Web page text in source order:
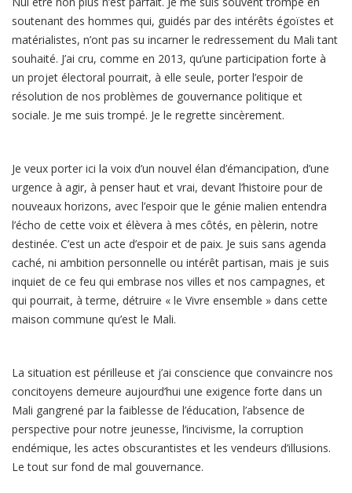
soutenant des hommes qui, guidés par des intérêts égoïstes et
matérialistes, n’ont pas su incarner le redressement du Mali tant
souhaité. J’ai cru, comme en 2013, qu’une participation forte à
un projet électoral pourrait, à elle seule, porter l’espoir de
résolution de nos problèmes de gouvernance politique et
sociale. Je me suis trompé. Je le regrette sincèrement.
Je veux porter ici la voix d’un nouvel élan d’émancipation, d’une
urgence à agir, à penser haut et vrai, devant l’histoire pour de
nouveaux horizons, avec l’espoir que le génie malien entendra
l’écho de cette voix et élèvera à mes côtés, en pèlerin, notre
destinée. C’est un acte d’espoir et de paix. Je suis sans agenda
caché, ni ambition personnelle ou intérêt partisan, mais je suis
inquiet de ce feu qui embrase nos villes et nos campagnes, et
qui pourrait, à terme, détruire « le Vivre ensemble » dans cette
maison commune qu’est le Mali.
La situation est périlleuse et j’ai conscience que convaincre nos
concitoyens demeure aujourd’hui une exigence forte dans un
Mali gangrené par la faiblesse de l’éducation, l’absence de
perspective pour notre jeunesse, l’incivisme, la corruption
endémique, les actes obscurantistes et les vendeurs d’illusions.
Le tout sur fond de mal gouvernance.